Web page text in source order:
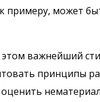
примеру, может
важнейший
принципы